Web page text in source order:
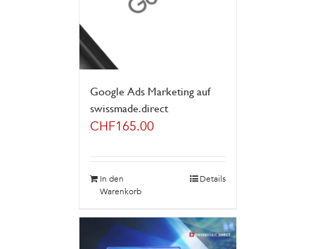
Google Ads Marketing auf
swissmade.direct
CHF165.00
In den
Warenkorb
Details